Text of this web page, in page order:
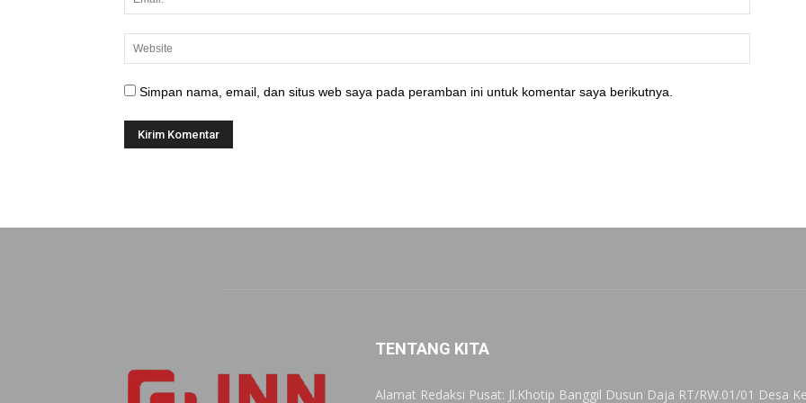
Simpan nama, email, dan situs web saya pada peramban ini untuk komentar saya berikutnya.
TENTANG KITA
Alamat Redaksi Pusat: Jl.Khotip Banggil Dusun Daja RT/RW.01/01 Desa